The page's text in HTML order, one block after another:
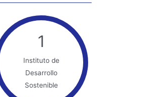
1
Instituto de
Desarrollo
Sostenible